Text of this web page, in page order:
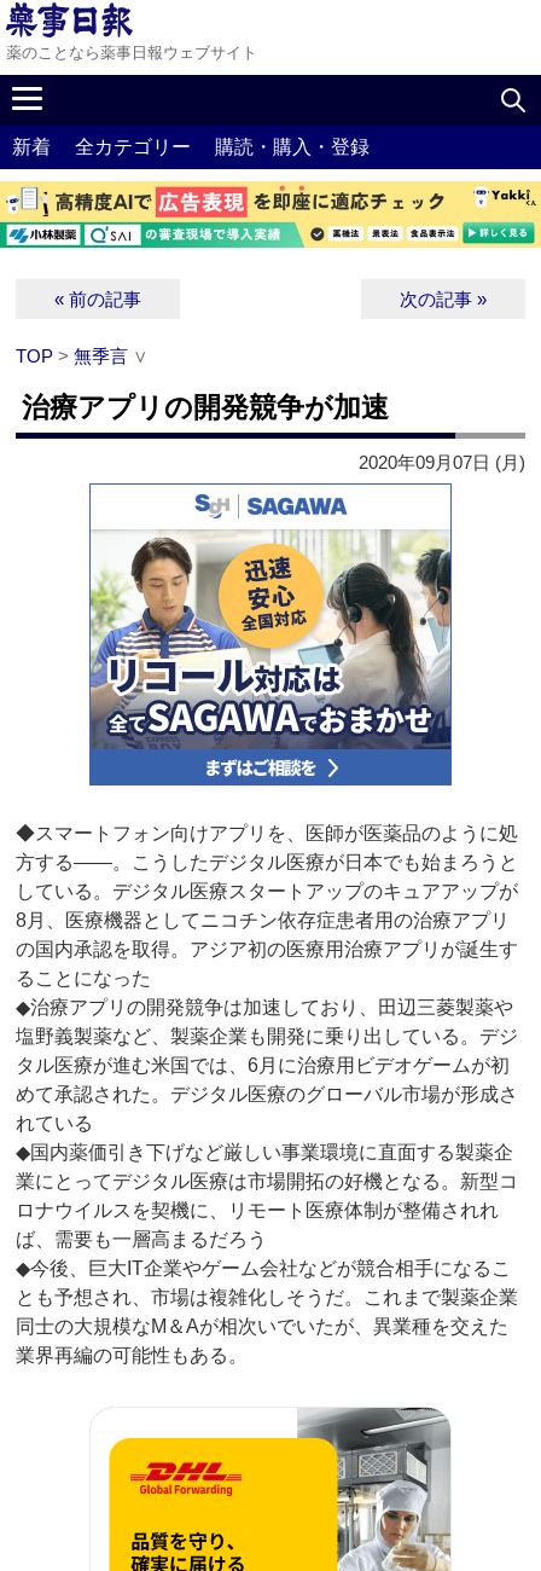
薬のことなら薬事日報ウェブサイト
新着 全カテゴリー 購読・購入・登録
« 前の記事 次の記事 »
TOP >無季言 ∨
治療アプリの開発競争が加速
2020年09月07日 (月)
◆スマートフォン向けアプリを、医師が医薬品のように処
方する――。こうしたデジタル医療が日本でも始まろうと
している。デジタル医療スタートアップのキュアアップが
8月、医療機器としてニコチン依存症患者用の治療アプリ
の国内承認を取得。アジア初の医療用治療アプリが誕生す
ることになった
◆治療アプリの開発競争は加速しており、田辺三菱製薬や
塩野義製薬など、製薬企業も開発に乗り出している。デジ
タル医療が進む米国では、6月に治療用ビデオゲームが初
めて承認された。デジタル医療のグローバル市場が形成さ
れている
◆国内薬価引き下げなど厳しい事業環境に直面する製薬企
業にとってデジタル医療は市場開拓の好機となる。新型コ
ロナウイルスを契機に、リモート医療体制が整備されれ
ば、需要も一層高まるだろう
◆今後、巨大IT企業やゲーム会社などが競合相手になるこ
とも予想され、市場は複雑化しそうだ。これまで製薬企業
同士の大規模なM＆Aが相次いでいたが、異業種を交えた
業界再編の可能性もある。